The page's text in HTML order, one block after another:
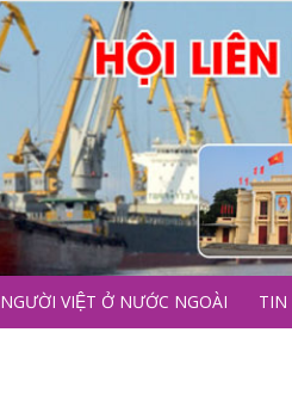
NGƯỜI VIỆT Ở NƯỚC NGOÀI TIN